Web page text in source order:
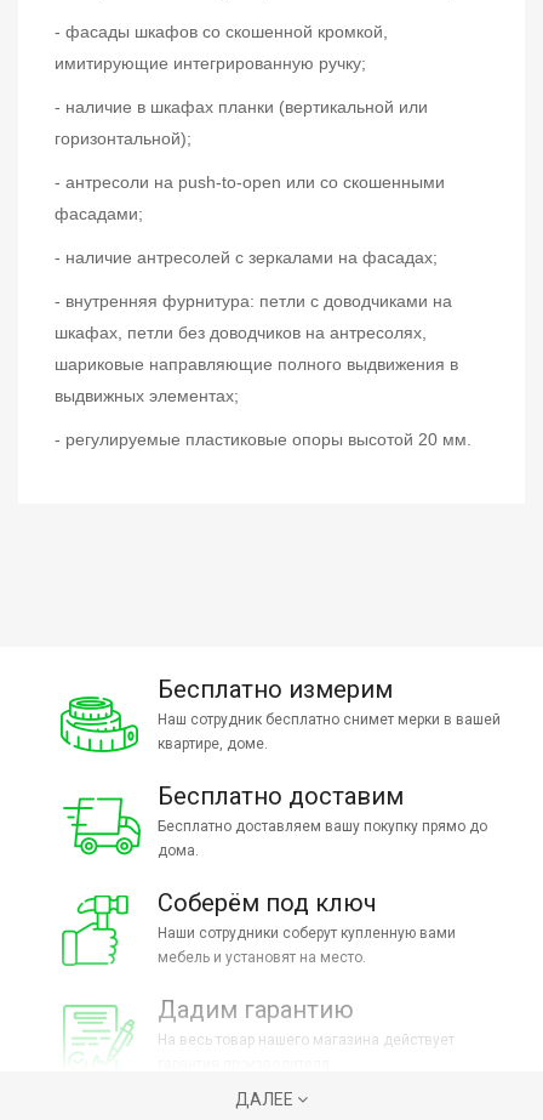
- фасады шкафов со скошенной кромкой,
имитирующие интегрированную ручку;
- наличие в шкафах планки (вертикальной или
горизонтальной);
- антресоли на push-to-open или со скошенными
фасадами;
- наличие антресолей с зеркалами на фасадах;
- внутренняя фурнитура: петли с доводчиками на
шкафах, петли без доводчиков на антресолях,
шариковые направляющие полного выдвижения в
выдвижных элементах;
- регулируемые пластиковые опоры высотой 20 мм.
Бесплатно измерим
Наш сотрудник бесплатно снимет мерки в вашей
квартире, доме.
Бесплатно доставим
Бесплатно доставляем вашу покупку прямо до
дома.
Соберём под ключ
Наши сотрудники соберут купленную вами
мебель и установят на место.
Дадим гарантию
На весь товар нашего магазина действует
ДАЛЕЕ